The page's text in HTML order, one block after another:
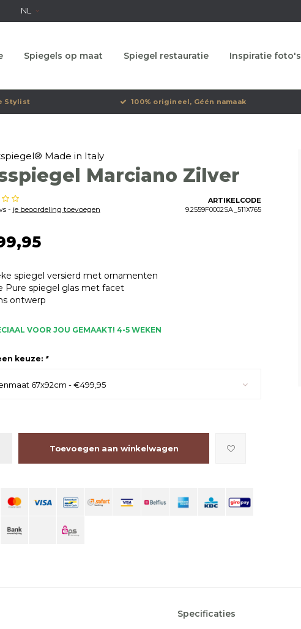
NL
Spiegels op maat Spiegel restauratie Inspiratie foto's
Stylist 100% origineel, Géén namaak
Made in Italy
Marciano Zilver
- je beoordeling toevoegen
ARTIKELCODE
9.2559F0002SA_511X765
spiegel versierd met ornamenten
Pure spiegel glas met facet
ontwerp
VOOR JOU GEMAAKT! 4-5 WEKEN
keuze: *
67x92cm - €499,95
Toevoegen aan winkelwagen
Specificaties